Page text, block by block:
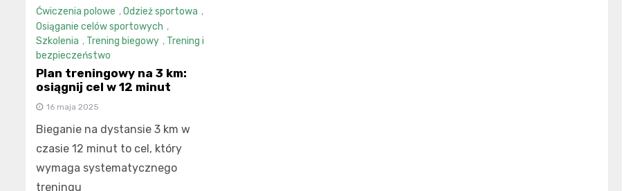
Ćwiczenia polowe ,Odzież sportowa ,
Osiąganie celów sportowych ,
Szkolenia , Trening biegowy , Trening i
bezpieczeństwo
Plan treningowy na 3 km:
osiągnij cel w 12 minut
16 maja 2025
Bieganie na dystansie 3 km w
czasie 12 minut to cel, który
wymaga systematycznego
treningu